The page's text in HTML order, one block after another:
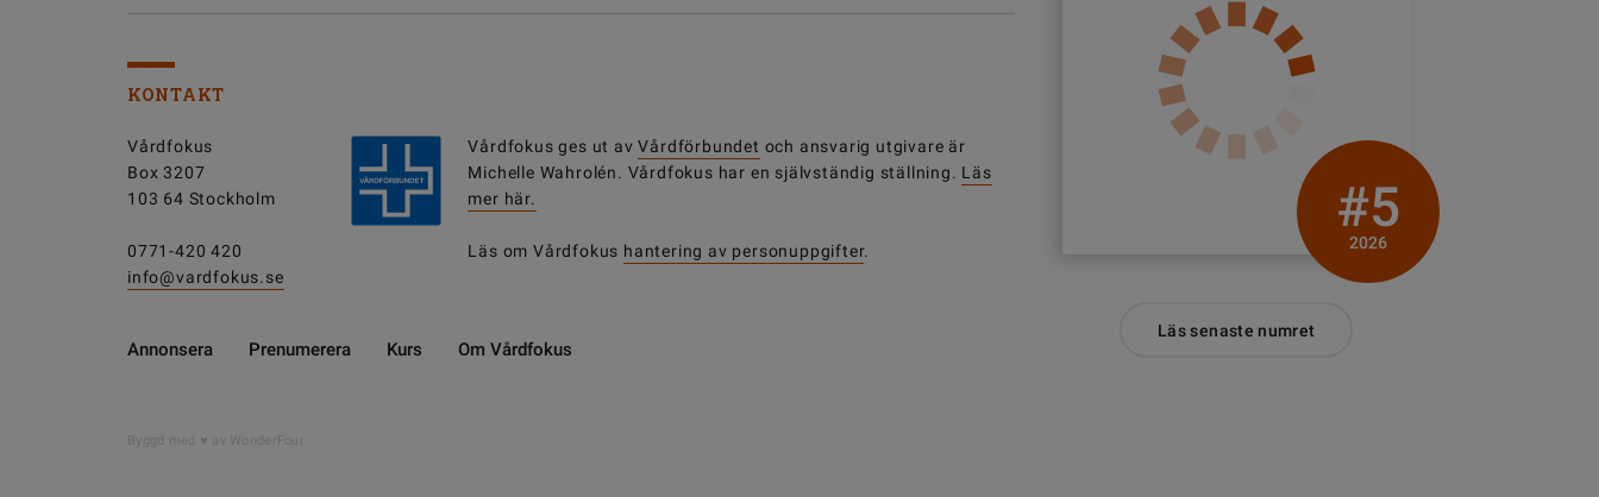
KONTAKT
Vårdfokus
Box 3207
103 64 Stockholm
0771-420 420
info@vardfokus.se
Vårdfokus ges ut avVårdförbundet och ansvarig utgivare är
Michelle Wahrolén. Vårdfokus har en självständig ställning. Läs
mer här.
Läs om Vårdfokus hantering av personuppgifter.
Annonsera Prenumerera Kurs Om Vårdfokus
#5
2026
Läs senaste numret
Byggd med av WonderFour